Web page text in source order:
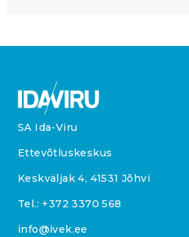
SA Ida-Viru
Ettevõtluskeskus
Keskväljak 4, 41531 Jõhvi
Tel.: +372 3370 568
info@ivek.ee